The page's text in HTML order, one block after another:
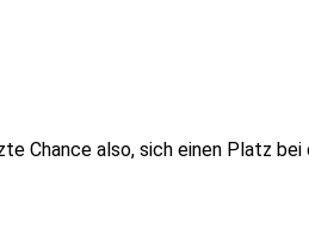
Chance also, sich einen Platz